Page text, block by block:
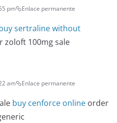
pm Enlace permanente
sertraline without
zoloft 100mg sale
am Enlace permanente
buy cenforce online order